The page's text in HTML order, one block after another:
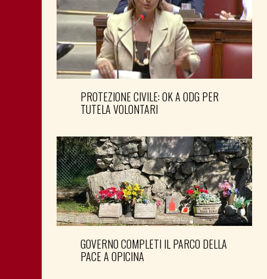
PROTEZIONE CIVILE: OK A ODG PER
TUTELA VOLONTARI
GOVERNO COMPLETI IL PARCO DELLA
PACE A OPICINA